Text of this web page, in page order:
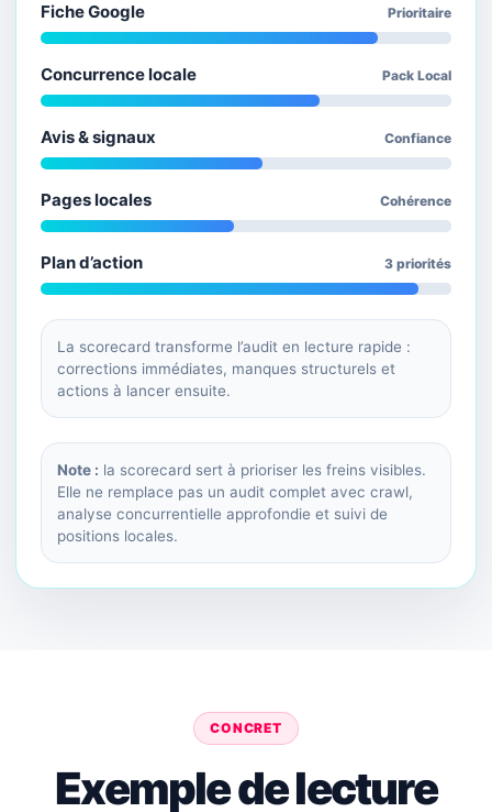
Fiche Google Prioritaire
Concurrence locale Pack Local
Avis & signaux Confiance
Pages locales Cohérence
Plan d’action 3 priorités
La scorecard transforme l’audit en lecture rapide :
corrections immédiates, manques structurels et
actions à lancer ensuite.
Note : la scorecard sert à prioriser les freins visibles.
Elle ne remplace pas un audit complet avec crawl,
analyse concurrentielle approfondie et suivi de
positions locales.
CONCRET
Exemple de lecture